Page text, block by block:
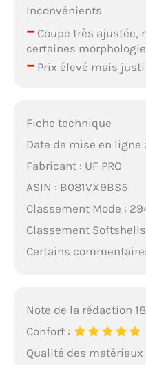
Inconvénients
–Coupe très ajustée,
certaines
–Prix élevé mais
Fiche technique
Date de mise en ligne
Fabricant : UF PRO
ASIN : B081VX9BS5
Classement Mode :
Classement Softshells
Certains
Note de la rédaction
Confort :
Qualité des matériaux